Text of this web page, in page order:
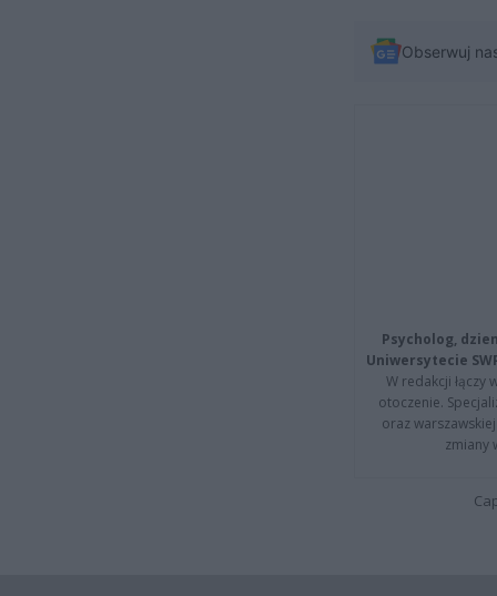
Obserwuj
Psycholog,
Uniwersytecie
W redakcji łączy
otoczenie.
oraz
zmiany